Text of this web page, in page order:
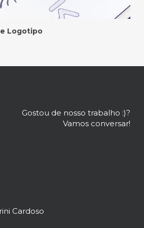
Logotipo
Gostou de nosso trabalho :)?
Vamos conversar!
Cardoso